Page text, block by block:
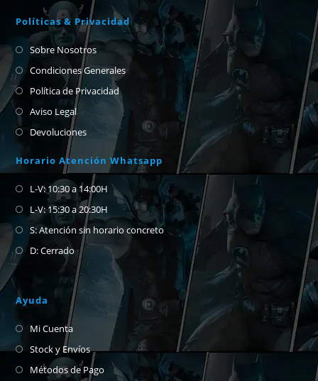
Políticas & Privacidad
Sobre Nosotros
Condiciones Generales
Política de Privacidad
Aviso Legal
Devoluciones
Horario Atención Whatsapp
L-V: 10:30 a 14:00H
L-V: 15:30 a 20:30H
S: Atención sin horario concreto
D: Cerrado
Ayuda
Mi Cuenta
Stock y Envíos
Métodos de Pago